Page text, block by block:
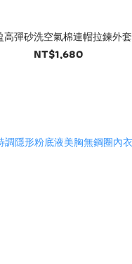
高彈砂洗空氣棉連帽拉鍊外套
NT$1,680